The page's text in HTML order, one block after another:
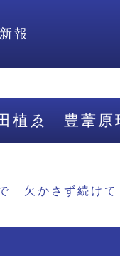
報
植ゑ 豊葦原
欠かさず続け